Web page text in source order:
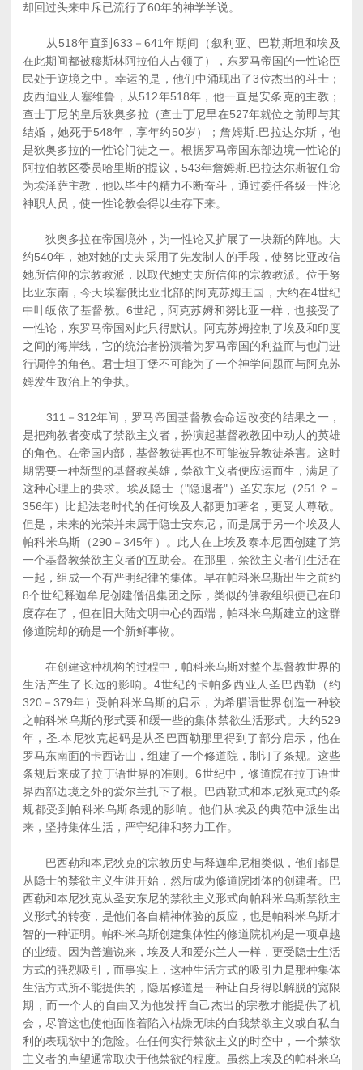
却回过头来申斥已流行了60年的神学学说。
从518年直到633－641年期间（叙利亚、巴勒斯坦和埃及
在此期间都被穆斯林阿拉伯人占领了），东罗马帝国的一性论臣
民处于逆境之中。幸运的是，他们中涌现出了3位杰出的斗士；
皮西迪亚人塞维鲁，从512年518年，他一直是安条克的主教；
查士丁尼的皇后狄奥多拉（查士丁尼早在527年就位之前即与其
结婚，她死于548年，享年约50岁）；詹姆斯.巴拉达尔斯，他
是狄奥多拉的一性论门徒之一。根据罗马帝国东部边境一性论的
阿拉伯教区委员哈里斯的提议，543年詹姆斯.巴拉达尔斯被任命
为埃泽萨主教，他以毕生的精力不断奋斗，通过委任各级一性论
神职人员，使一性论教会得以生存下来。
狄奥多拉在帝国境外，为一性论又扩展了一块新的阵地。大
约540年，她对她的丈夫采用了先发制人的手段，使努比亚改信
她所信仰的宗教教派，以取代她丈夫所信仰的宗教教派。位于努
比亚东南，今天埃塞俄比亚北部的阿克苏姆王国，大约在4世纪
中叶皈依了基督教。6世纪，阿克苏姆和努比亚一样，也接受了
一性论，东罗马帝国对此只得默认。阿克苏姆控制了埃及和印度
之间的海岸线，它的统治者扮演着为罗马帝国的利益而与也门进
行调停的角色。君士坦丁堡不可能为了一个神学问题而与阿克苏
姆发生政治上的争执。
311－312年间，罗马帝国基督教会命运改变的结果之一，
是把殉教者变成了禁欲主义者，扮演起基督教教团中动人的英雄
的角色。在帝国内部，基督教徒再也不可能被异教徒杀害。这时
期需要一种新型的基督教英雄，禁欲主义者便应运而生，满足了
这种心理上的要求。埃及隐士（"隐退者"）圣安东尼（251？－
356年）比起法老时代的任何埃及人都更加著名，更受人尊敬。
但是，未来的光荣并未属于隐士安东尼，而是属于另一个埃及人
帕科米乌斯（290－345年）。此人在上埃及泰本尼西创建了第
一个基督教禁欲主义者的互助会。在那里，禁欲主义者们生活在
一起，组成一个有严明纪律的集体。早在帕科米乌斯出生之前约
8个世纪释迦牟尼创建僧侣集团之际，类似的佛教组织便已在印
度存在了，但在旧大陆文明中心的西端，帕科米乌斯建立的这群
修道院却的确是一个新鲜事物。
在创建这种机构的过程中，帕科米乌斯对整个基督教世界的
生活产生了长远的影响。4世纪的卡帕多西亚人圣巴西勒（约
320－379年）受帕科米乌斯的启示，为希腊语世界创造一种较
之帕科米乌斯的形式要和缓一些的集体禁欲生活形式。大约529
年，圣.本尼狄克起码是从圣巴西勒那里得到了部分启示，他在
罗马东南面的卡西诺山，组建了一个修道院，制订了条规。这些
条规后来成了拉丁语世界的准则。6世纪中，修道院在拉丁语世
界西部边境之外的爱尔兰扎下了根。巴西勒式和本尼狄克式的条
规都受到帕科米乌斯条规的影响。他们从埃及的典范中派生出
来，坚持集体生活，严守纪律和努力工作。
巴西勒和本尼狄克的宗教历史与释迦牟尼相类似，他们都是
从隐士的禁欲主义生涯开始，然后成为修道院团体的创建者。巴
西勒和本尼狄克从圣安东尼的禁欲主义形式向帕科米乌斯禁欲主
义形式的转变，是他们各自精神体验的反应，也是帕科米乌斯才
智的一种证明。帕科米乌斯创建集体性的修道院机构是一项卓越
的业绩。因为普遍说来，埃及人和爱尔兰人一样，更受隐士生活
方式的强烈吸引，而事实上，这种生活方式的吸引力是那种集体
生活方式所不能提供的，隐居修道是一种让自身得以解脱的宽限
期，而一个人的自由又为他发挥自己杰出的宗教才能提供了机
会，尽管这也使他面临着陷入枯燥无味的自我禁欲主义或自私自
利的表现欲中的危险。在任何实行禁欲主义的时空中，一个禁欲
主义者的声望通常取决于他禁欲的程度。虽然上埃及的帕科米乌